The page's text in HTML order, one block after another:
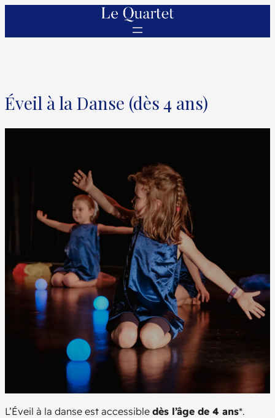
Éveil à la Danse (dès 4 ans)
L’Éveil à la danse est accessible dès l’âge de 4 ans*.